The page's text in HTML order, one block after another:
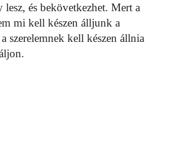
és bekövetkezhet. Mert a
mi kell készen álljunk a
szerelemnek kell készen állnia